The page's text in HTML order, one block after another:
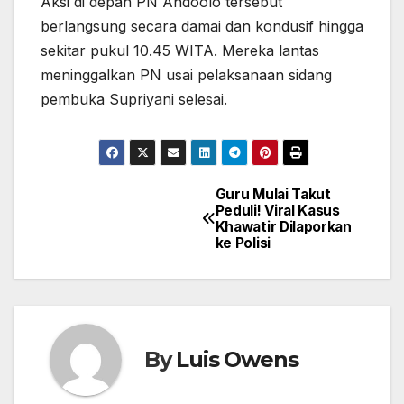
berlangsung secara damai dan kondusif hingga
sekitar pukul 10.45 WITA. Mereka lantas
meninggalkan PN usai pelaksanaan sidang
pembuka Supriyani selesai.
Guru Mulai Takut
Peduli! Viral Kasus
Khawatir Dilaporkan
ke Polisi
ByLuis Owens